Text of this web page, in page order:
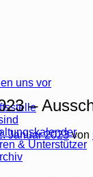
uns vor
& Unterstützer
–
Januar 2023 von